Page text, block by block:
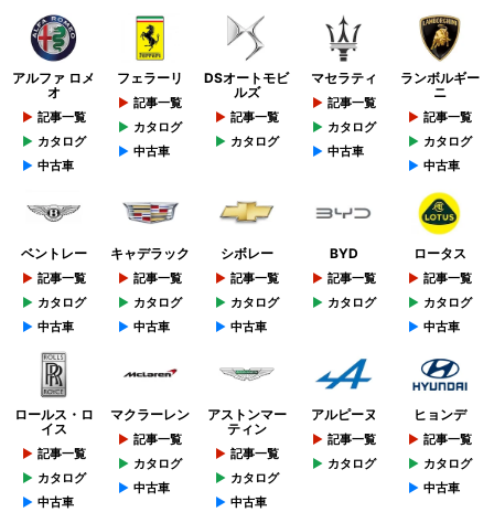
アルファ ロメ
オ
記事一覧
カタログ
中古車
フェラーリ
記事一覧
カタログ
中古車
DSオートモビ
ルズ
記事一覧
カタログ
マセラティ
記事一覧
カタログ
中古車
ランボルギー
ニ
記事一覧
カタログ
中古車
ベントレー
記事一覧
カタログ
中古車
キャデラック
記事一覧
カタログ
中古車
シボレー
記事一覧
カタログ
中古車
BYD
記事一覧
カタログ
ロータス
記事一覧
カタログ
中古車
ロールス・ロ
イス
記事一覧
カタログ
中古車
マクラーレン
記事一覧
カタログ
中古車
アストンマー
ティン
記事一覧
カタログ
中古車
アルピーヌ
記事一覧
カタログ
ヒョンデ
記事一覧
カタログ
中古車